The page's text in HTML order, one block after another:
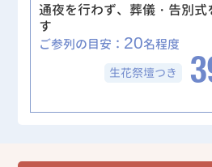
通夜を行わず、葬儀・告別式
す
ご参列の目安： 20名程度
生花祭壇つき